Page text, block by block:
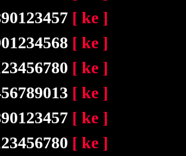
[ ke ]
[ ke ]
[ ke ]
[ ke ]
[ ke ]
[ ke ]